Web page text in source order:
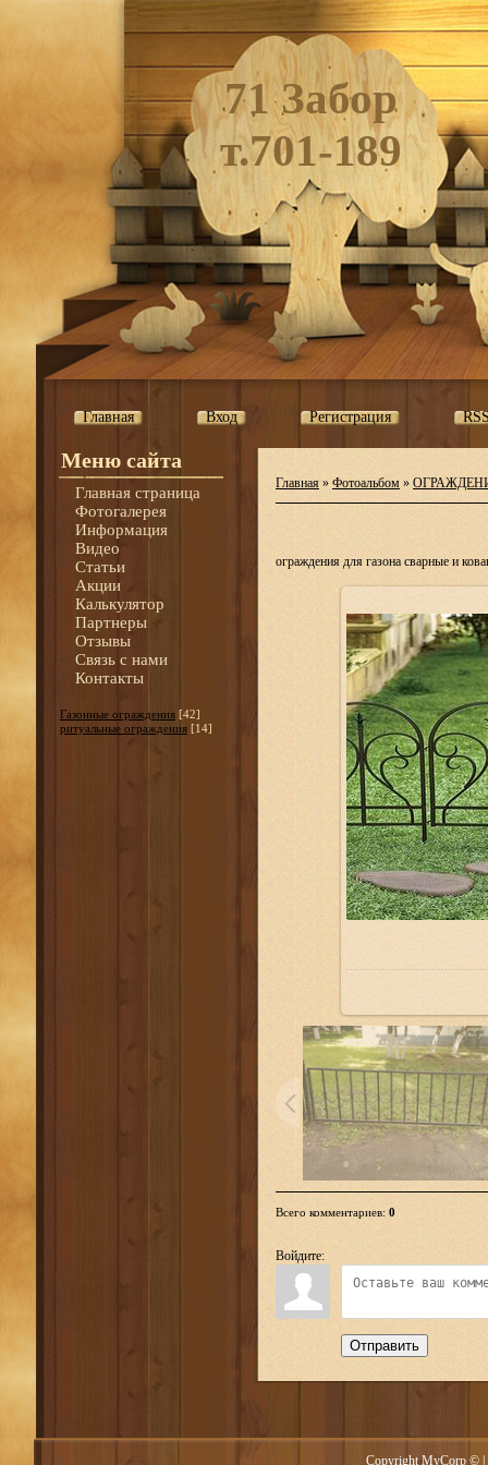
71 Забор
т.701-189
Главная Вход Регистрация
Меню сайта
Главная страница
Фотогалерея
Информация
Видео
Статьи
Акции
Калькулятор
Партнеры
Отзывы
Связь с нами
Контакты
Газонные ограждения [42]
ритуальные ограждения [14]
Главная » Фотоальбом »
ограждения для газона сварные и
Всего комментариев: 0
Войдите:
Отправить
Copyright MyCorp © |